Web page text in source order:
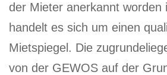
der Mieter anerkannt worden
handelt es sich um einen
Mietspiegel. Die
von der GEWOS auf der